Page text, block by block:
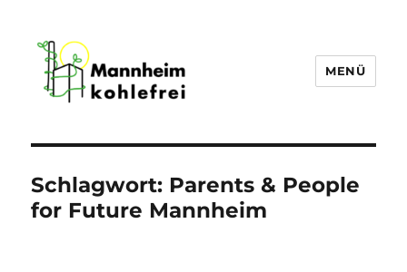
MENÜ
Schlagwort: Parents & People
for Future Mannheim